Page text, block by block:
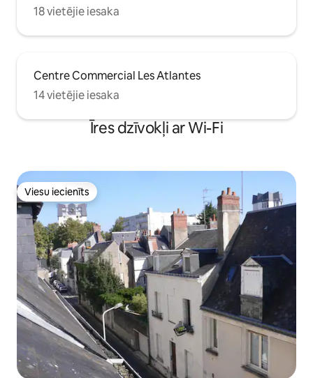
18 vietējie iesaka
Centre Commercial Les Atlantes
14 vietējie iesaka
Īres dzīvokļi ar Wi-Fi
Viesu iecienīts
Viesu iecienīts